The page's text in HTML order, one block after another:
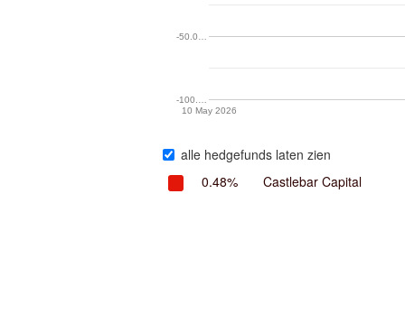
10 May 2026
-100.…
-50.0…
alle hedgefunds laten zien
0.48%
Castlebar Capital